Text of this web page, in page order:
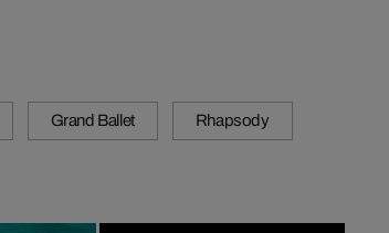
Grand Ballet Rhapsody